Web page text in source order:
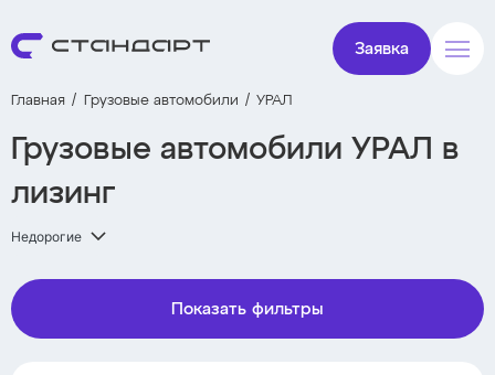
Заявка
Главная Грузовые автомобили УРАЛ
Грузовые автомобили УРАЛ в
лизинг
Недорогие
Показать фильтры